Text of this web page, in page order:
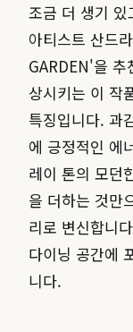
조금 더 생기 있
아티스트 산드
GARDEN'을 추
상시키는 이 작
특징입니다. 과
에 긍정적인 에
레이 톤의 모던
을 더하는 것만
리로 변신합니
다이닝 공간에
니다.